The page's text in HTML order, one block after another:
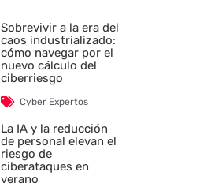
Sobrevivir a la era del
caos industrializado:
cómo navegar por el
nuevo cálculo del
ciberriesgo
Cyber Expertos
La IA y la reducción
de personal elevan el
riesgo de
ciberataques en
verano